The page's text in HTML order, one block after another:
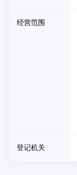
经营范围
登记机关